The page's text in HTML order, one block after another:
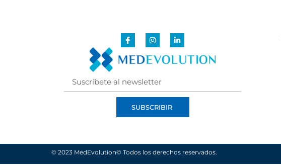
SUBSCRIBIR
© 2023 MedEvolution© Todos los derechos reservados.